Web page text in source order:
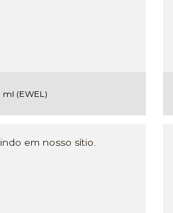
(EWEL)
em nosso sítio.